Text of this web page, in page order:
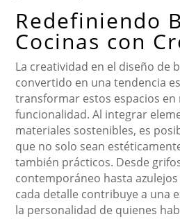
Redefiniendo
Cocinas con
La creatividad en el diseño de
convertido en una tendencia
transformar estos espacios en
funcionalidad. Al integrar
materiales sostenibles, es
que no solo sean
también prácticos. Desde
contemporáneo hasta
cada detalle contribuye a una
la personalidad de quienes